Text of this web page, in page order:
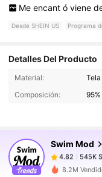
Me encant ó viene
Desde SHEIN US Programa
Detalles Del Producto
Material:
Tela
Composición:
Swim Mod
545K
4.82 545K
b***2
8.2M